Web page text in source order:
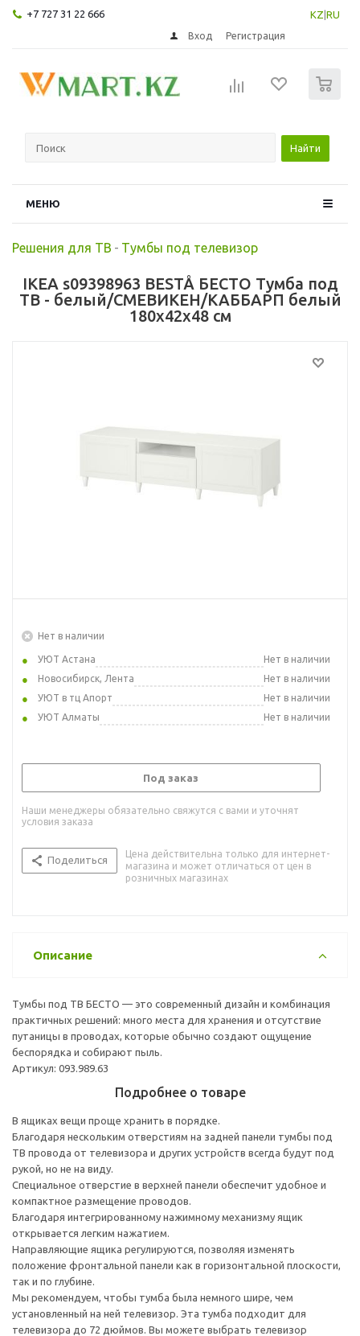
+7 727 31 22 666 KZ RU
Вход Регистрация
Найти
МЕНЮ
Решения для ТВ - Тумбы под телевизор
IKEA s09398963 BESTÅ БЕСТО Тумба под
ТВ - белый/СМЕВИКЕН/КАББАРП белый
180x42x48 см
Нет в наличии
УЮТ Астана
Нет в наличии
Новосибирск, Лента
Нет в наличии
УЮТ в тц Апорт
Нет в наличии
УЮТ Алматы
Нет в наличии
Под заказ
Наши менеджеры обязательно свяжутся с вами и уточнят
условия заказа
Поделиться
Цена действительна только для интернет-
магазина и может отличаться от цен в
розничных магазинах
Описание
Тумбы под ТВ БЕСТО — это современный дизайн и комбинация
практичных решений: много места для хранения и отсутствие
путаницы в проводах, которые обычно создают ощущение
беспорядка и собирают пыль.
Артикул: 093.989.63
Подробнее о товаре
В ящиках вещи проще хранить в порядке.
Благодаря нескольким отверстиям на задней панели тумбы под
ТВ провода от телевизора и других устройств всегда будут под
рукой, но не на виду.
Специальное отверстие в верхней панели обеспечит удобное и
компактное размещение проводов.
Благодаря интегрированному нажимному механизму ящик
открывается легким нажатием.
Направляющие ящика регулируются, позволяя изменять
положение фронтальной панели как в горизонтальной плоскости,
так и по глубине.
Мы рекомендуем, чтобы тумба была немного шире, чем
установленный на ней телевизор. Эта тумба подходит для
телевизора до 72 дюймов. Вы можете выбрать телевизор